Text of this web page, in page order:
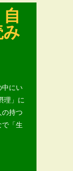
中にい
理」に
持つ
で「生